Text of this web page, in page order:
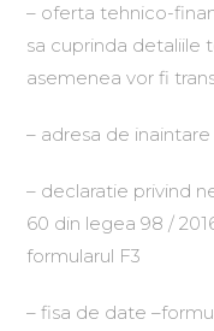
– oferta tehnico-
sa cuprinda detaliile
asemenea vor fi
– adresa de inaintare
– declaratie privind
60 din legea 98 /
formularul F3
– fisa de date